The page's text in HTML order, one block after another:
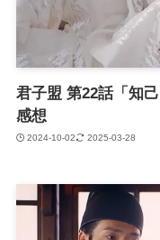
君子盟 第22話「知
感想
2024-10-02 2025-03-28